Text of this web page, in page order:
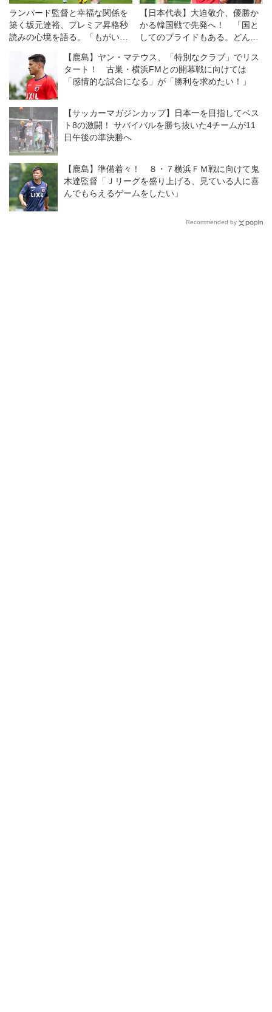
ランパード監督と幸福な関係を
築く坂元達裕、プレミア昇格秒
読みの心境を語る。「もがいて
のかが重要になる」【海外】
【日本代表】大迫敬介、優勝か
かる韓国戦で先発へ！ 「国と
してのプライドもある。どんな
【鹿島】ヤン・マテウス、「特別なクラブ」でリス
タート！ 古巣・横浜FMとの開幕戦に向けては
「感情的な試合になる」が「勝利を求めたい！」
【サッカーマガジンカップ】日本一を目指してベス
ト8の激闘！ サバイバルを勝ち抜いた4チームが11
日午後の準決勝へ
【鹿島】準備着々！ ８・７横浜ＦＭ戦に向けて鬼
木達監督「Ｊリーグを盛り上げる、見ている人に喜
んでもらえるゲームをしたい」
Recommended by